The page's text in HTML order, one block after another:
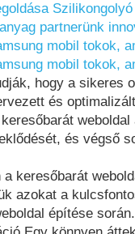
partnerünk
mobil tokok,
mobil tokok,
hogy a sikeres
és
és végső
keresőbarát
azokat a
építése során.